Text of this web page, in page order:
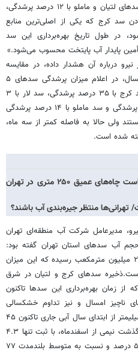
دارد و سد لار با یک درصد پرشدگی و سدهای لتیان و ماملو با ۱۲ درصد پرشدگی،
سد کرج که یکی از اصلی‌ترین منابع
در طول تاریخ بهره‌برداری این سد
پایدار آب پایتخت محسوب می‌شود.»
درباره آن هشدار داده، در مقایسه
اعداد بیشتر مشخص می‌شود . آذر امسال، در اعلام میزان پرشدگی سدهای ۵
گانه استان تهران اعلام شده بود که سد کرج با ۳۵ درصد پرشدگی، سد لار با ۳
درصد پرشدگی، سد لتیان با ۳۴ درصد پرشدگی و سد ماملو با ۱۴ درصد پرشدگی
ولی حالا به فاصله کمتر از سه ماه،
شده است.
فاجعه محیط زیستی؛ قرار است چاه‌های عمیق ۲۵۰ متری در تهران
منتظر جیره‌بندی آب باشند؟
مدیرعامل شرکت آب منطقه‌ای تهران
آب سدهای استان تهران گفته بود:
«حجم آب سدهای پنجگانه تهران به ۲۷۲ میلیون مترمکعب رسیده که این میزان
است.ذخیره سدهای کرج و لتیان در شرق
از زمان بهره‌برداری این سدها تاکنون
ناچیز امسال و نیز تداوم خشکسالی
است.بارندگی‌های امسال با ثبت ۸۸.۳ میلیمتر از ابتدای سال آبی جاری تاکنون ۴۵
درصد کمتر از دوره بلندمدت بوده و با گذشت نیمی از اسفندماه، با ثبت تنها ۴.۳
میلیمتر بارش نسبت به سال گذشته ۵۳ درصد و نسبت به متوسط بلندمدت ۷۷